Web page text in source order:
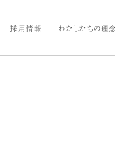
採用情報 わたしたちの理念